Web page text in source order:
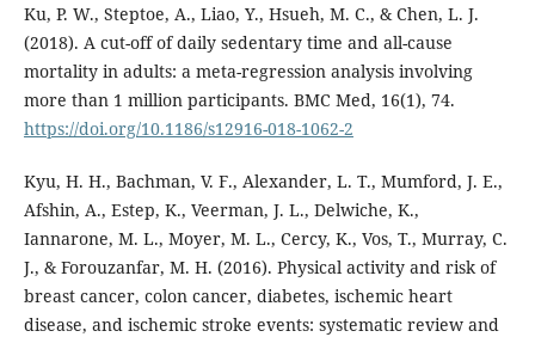
Ku, P. W., Steptoe, A., Liao, Y., Hsueh, M. C., & Chen, L. J.
(2018). A cut-off of daily sedentary time and all-cause
mortality in adults: a meta-regression analysis involving
more than 1 million participants. BMC Med, 16(1), 74.
https://doi.org/10.1186/s12916-018-1062-2
Kyu, H. H., Bachman, V. F., Alexander, L. T., Mumford, J. E.,
Afshin, A., Estep, K., Veerman, J. L., Delwiche, K.,
Iannarone, M. L., Moyer, M. L., Cercy, K., Vos, T., Murray, C.
J., & Forouzanfar, M. H. (2016). Physical activity and risk of
breast cancer, colon cancer, diabetes, ischemic heart
disease, and ischemic stroke events: systematic review and